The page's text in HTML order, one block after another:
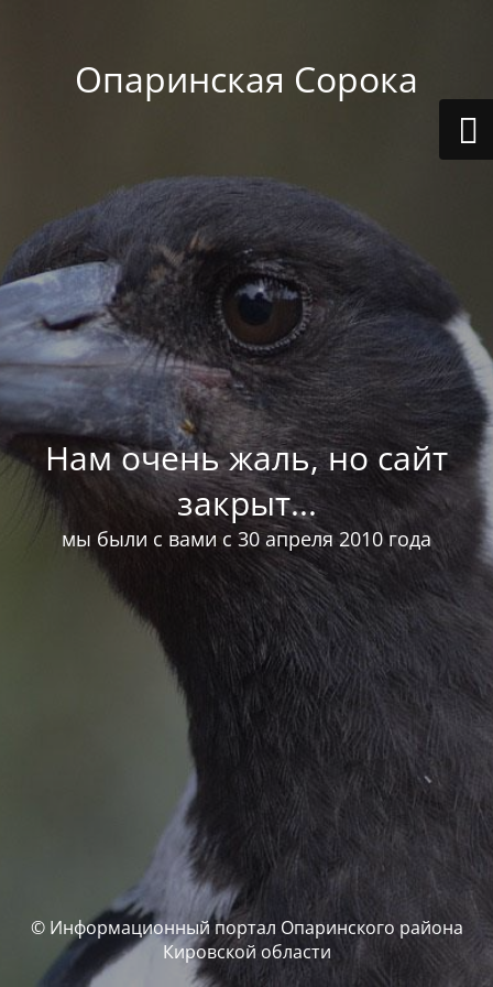
Опаринская Сорока
Нам очень жаль, но сайт
закрыт...
мы были с вами с 30 апреля 2010 года
© Информационный портал Опаринского района
Кировской области